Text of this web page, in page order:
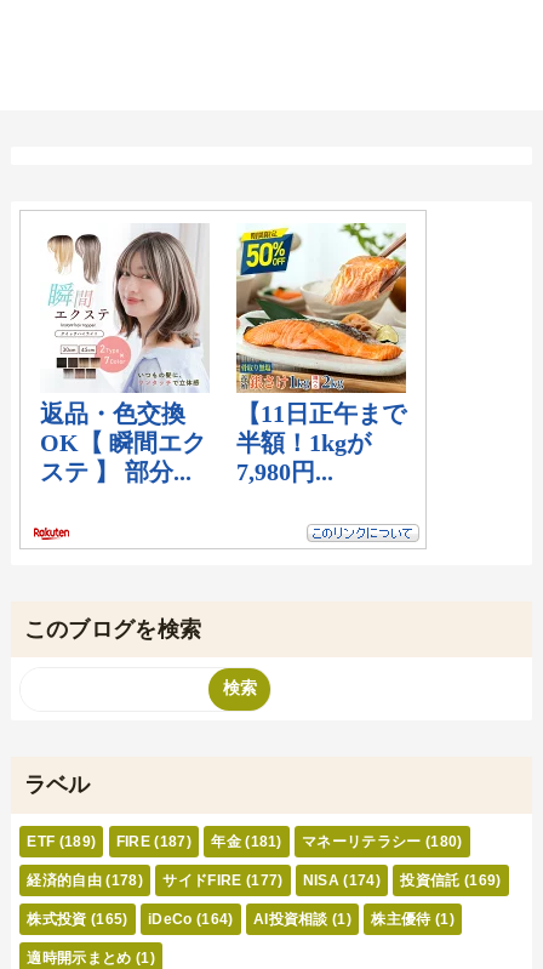
このブログを検索
ラベル
ETF (189) FIRE (187) 年金 (181) マネーリテラシー (180)
経済的自由 (178) サイドFIRE (177) NISA (174) 投資信託 (169)
株式投資 (165) iDeCo (164) AI投資相談 (1) 株主優待 (1)
適時開示まとめ (1)